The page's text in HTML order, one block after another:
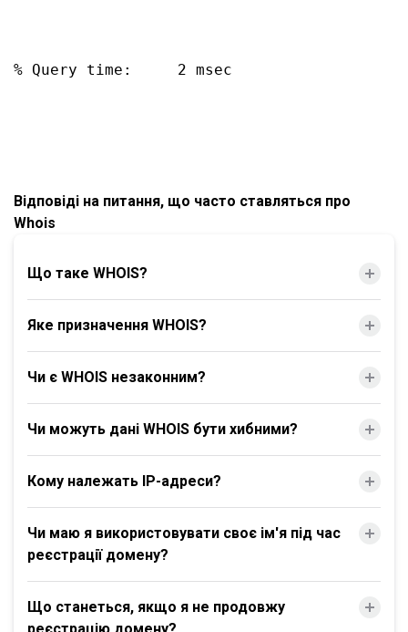
% Query time:     2 msec
Відповіді на питання, що часто ставляться про
Whois
Що таке WHOIS?
Яке призначення WHOIS?
Чи є WHOIS незаконним?
Чи можуть дані WHOIS бути хибними?
Кому належать IP-адреси?
Чи маю я використовувати своє ім'я під час
реєстрації домену?
Що станеться, якщо я не продовжу